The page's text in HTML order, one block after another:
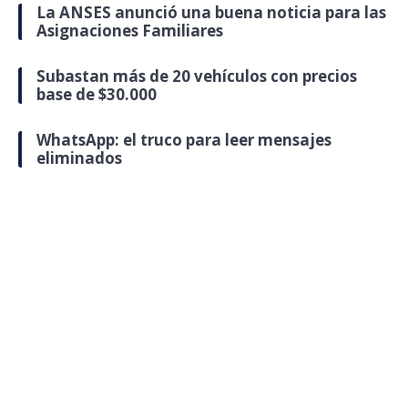
La ANSES anunció una buena noticia para las
Asignaciones Familiares
Subastan más de 20 vehículos con precios
base de $30.000
WhatsApp: el truco para leer mensajes
eliminados